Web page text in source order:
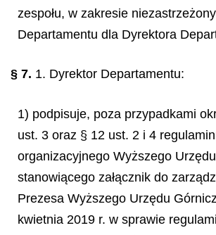
zespołu, w zakresie
Departamentu dla Dyrektora
§ 7. 1. Dyrektor Departamentu:
1) podpisuje, poza przypadkami
ust. 3 oraz § 12 ust. 2 i 4
organizacyjnego Wyższego
stanowiącego załącznik do
Prezesa Wyższego Urzędu
kwietnia 2019 r. w sprawie